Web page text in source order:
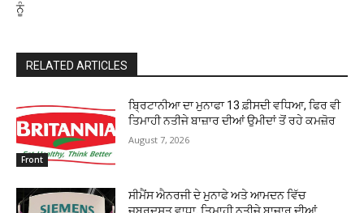
ਨੂੰ
RELATED ARTICLES
Front
ਬ੍ਰਿਟਾਨੀਆ ਦਾ ਮੁਨਾਫਾ 13 ਫ਼ੀਸਦੀ ਵਧਿਆ, ਫਿਰ ਵੀ
ਤਿਮਾਹੀ ਨਤੀਜੇ ਬਾਜ਼ਾਰ ਦੀਆਂ ਉਮੀਦਾਂ ਤੋਂ ਰਹੇ ਕਮਜ਼ੋਰ
August 7, 2026
ਸੀਮੈਂਸ ਐਨਰਜੀ ਦੇ ਮੁਨਾਫੇ ਅਤੇ ਆਮਦਨ ਵਿੱਚ